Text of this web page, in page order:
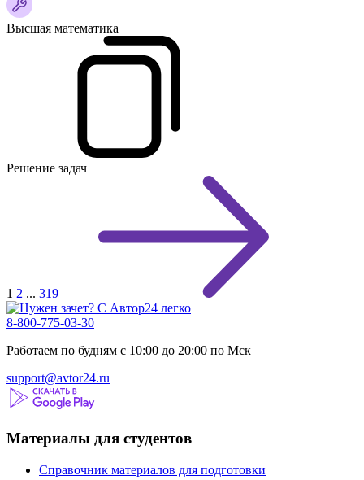
Высшая математика
Решение задач
1 2 ... 319
8-800-775-03-30
Работаем по будням с 10:00 до 20:00 по Мск
support@avtor24.ru
Материалы для студентов
Справочник материалов для подготовки